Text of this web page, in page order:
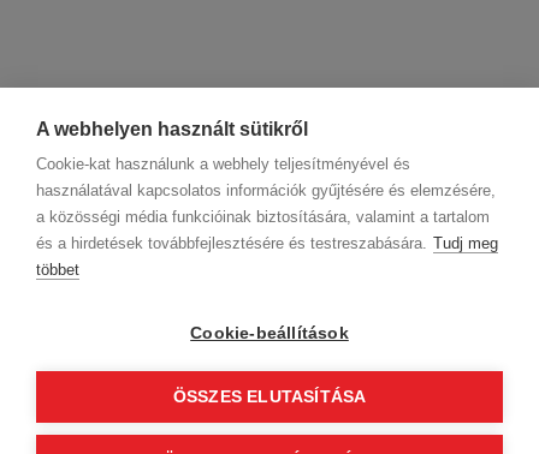
A webhelyen használt sütikről
Cookie-kat használunk a webhely teljesítményével és
használatával kapcsolatos információk gyűjtésére és elemzésére,
a közösségi média funkcióinak biztosítására, valamint a tartalom
és a hirdetések továbbfejlesztésére és testreszabására. Tudj meg
többet
Cookie-beállítások
ÖSSZES ELUTASÍTÁSA
Kövess minket!